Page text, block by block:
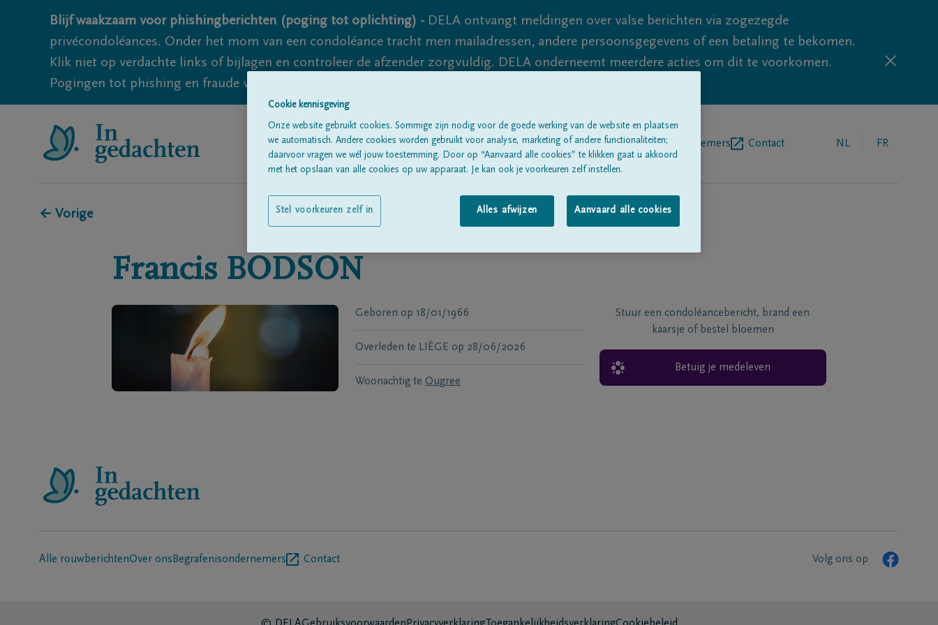
Blijf waakzaam voor phishingberichten (poging tot oplichting) - DELA ontvangt meldingen over valse berichten via zogezegde
privécondoléances. Onder het mom van een condoléance tracht men mailadressen, andere persoonsgegevens of een betaling te bekomen.
Klik niet op verdachte links of bijlagen en controleer de afzender zorgvuldig. DELA onderneemt meerdere acties om dit te voorkomen.
Pogingen tot phishing en fraude vallen echter nooit volledig uit te sluiten, dus blijf waakzaam.
Alle rouwberichten Over onsBegrafenisondernemers Contact NL FR
← Vorige
Francis BODSON
Geboren op 18/01/1966
Overleden te LIÈGE op 28/06/2026
Woonachtig te Ougree
Stuur een condoléancebericht, brand een
kaarsje of bestel bloemen
Betuig je medeleven
Alle rouwberichtenOver ons Begrafenisondernemers Contact Volg ons op
Cookie kennisgeving
Onze website gebruikt cookies. Sommige zijn nodig voor de goede werking van de website en plaatsen
we automatisch. Andere cookies worden gebruikt voor analyse, marketing of andere functionaliteiten;
daarvoor vragen we wél jouw toestemming. Door op “Aanvaard alle cookies” te klikken gaat u akkoord
met het opslaan van alle cookies op uw apparaat. Je kan ook je voorkeuren zelf instellen.
Alles afwijzen Aanvaard alle cookies
Stel voorkeuren zelf in